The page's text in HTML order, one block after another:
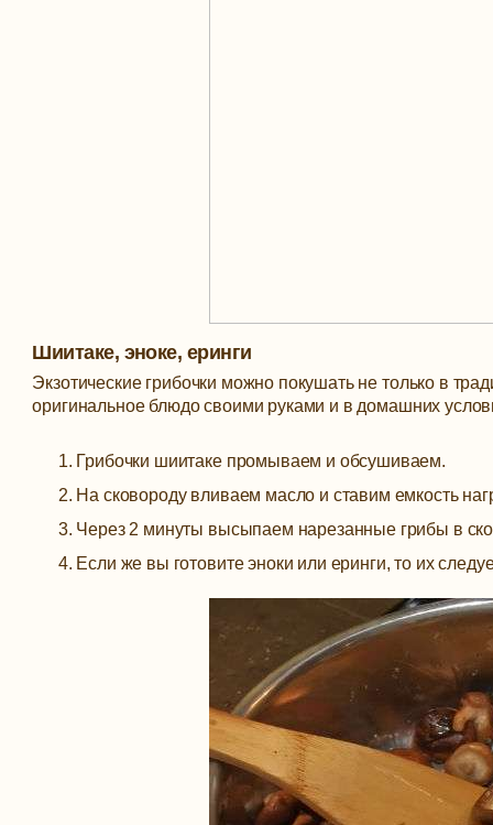
Шиитаке, эноке, еринги
Экзотические грибочки можно покушать не только в
оригинальное блюдо своими руками и в домашних
Грибочки шиитаке промываем и обсушиваем.
На сковороду вливаем масло и ставим емкость
Через 2 минуты высыпаем нарезанные грибы в
Если же вы готовите эноки или еринги, то их